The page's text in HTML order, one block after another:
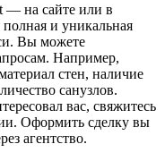
— на сайте или в
и уникальная
Вы можете
Например,
стен, наличие
санузлов.
вас, свяжитесь
Оформить сделку вы
агентство.